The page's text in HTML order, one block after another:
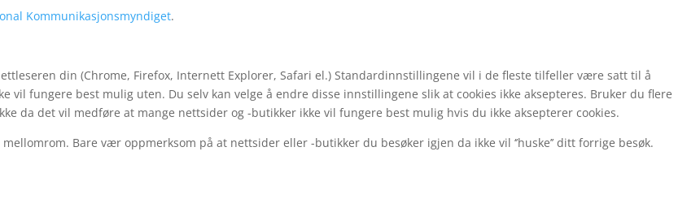
Kommunikasjonsmyndiget.
din (Chrome, Firefox, Internett Explorer, Safari el.) Standardinnstillingene vil i de fleste tilfeller være satt til å
vil fungere best mulig uten. Du selv kan velge å endre disse innstillingene slik at cookies ikke aksepteres. Bruker du flere
da det vil medføre at mange nettsider og -butikker ikke vil fungere best mulig hvis du ikke aksepterer cookies.
Bare vær oppmerksom på at nettsider eller -butikker du besøker igjen da ikke vil ‘’huske’’ ditt forrige besøk.